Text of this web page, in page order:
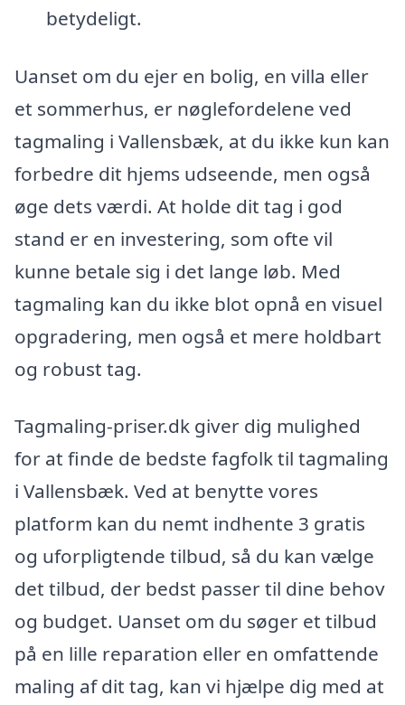
betydeligt.
Uanset om du ejer en bolig, en villa eller
et sommerhus, er nøglefordelene ved
tagmaling i Vallensbæk, at du ikke kun kan
forbedre dit hjems udseende, men også
øge dets værdi. At holde dit tag i god
stand er en investering, som ofte vil
kunne betale sig i det lange løb. Med
tagmaling kan du ikke blot opnå en visuel
opgradering, men også et mere holdbart
og robust tag.
Tagmaling-priser.dk giver dig mulighed
for at finde de bedste fagfolk til tagmaling
i Vallensbæk. Ved at benytte vores
platform kan du nemt indhente 3 gratis
og uforpligtende tilbud, så du kan vælge
det tilbud, der bedst passer til dine behov
og budget. Uanset om du søger et tilbud
på en lille reparation eller en omfattende
maling af dit tag, kan vi hjælpe dig med at